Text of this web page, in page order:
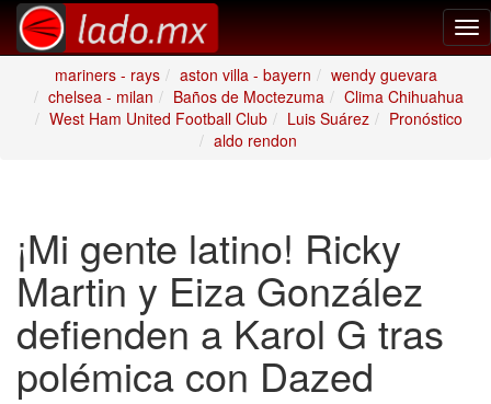
mariners - rays
aston villa - bayern
wendy guevara
chelsea - milan
Baños de Moctezuma
Clima Chihuahua
West Ham United Football Club
Luis Suárez
Pronóstico
aldo rendon
¡Mi gente latino! Ricky
Martin y Eiza González
defienden a Karol G tras
polémica con Dazed